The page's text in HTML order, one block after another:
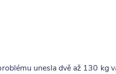
unesla dvě až 130 kg